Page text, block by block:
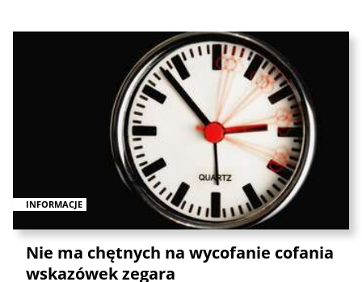
INFORMACJE
Nie ma chętnych na wycofanie cofania
wskazówek zegara